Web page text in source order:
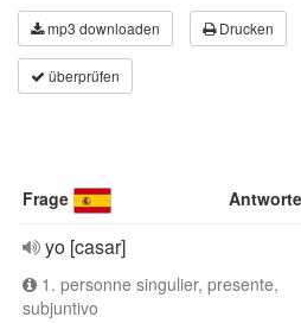
mp3 downloaden Drucken
überprüfen
Frage
yo [casar]
1. personne singulier, presente,
subjuntivo